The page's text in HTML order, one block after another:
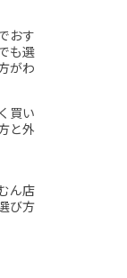
おす
も選
がわ
買い
と外
ん店
び方